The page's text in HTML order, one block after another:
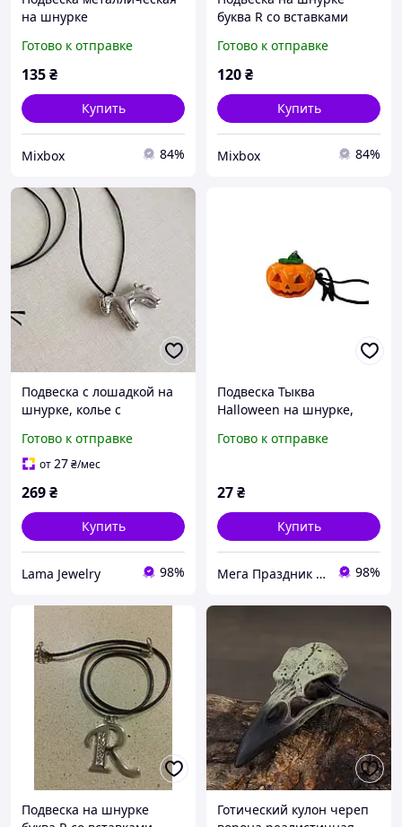
на шнурке
Готово к отправке
135₴
Купить
Mixbox 84%
буква R со вставками
Готово к отправке
120₴
Купить
Mixbox 84%
Подвеска с лошадкой на
шнурке, колье с
кулон с лошадкой,
подвеска с лошадью,
Готово к отправке
от27₴/мес
269₴
Купить
Lama Jewelry 98%
Подвеска Тыква
Halloween на шнурке,
Готово к отправке
27₴
Купить
Мега Праздник – магазин аксессуаров для праздника и все для оформления воздушными шарами ОПТ. 98%
Подвеска на шнурке
Готический кулон череп